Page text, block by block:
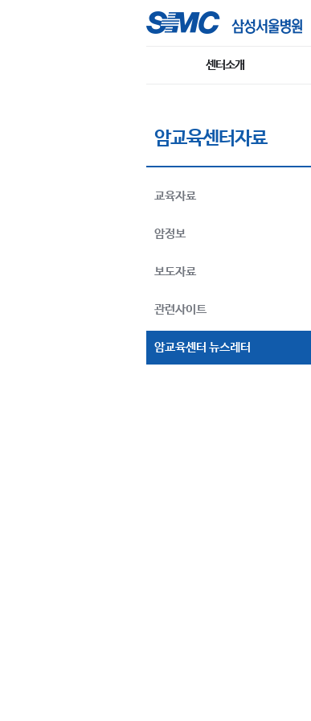
센터소개
암교육센터자료
교육자료
암정보
보도자료
관련사이트
암교육센터 뉴스레터